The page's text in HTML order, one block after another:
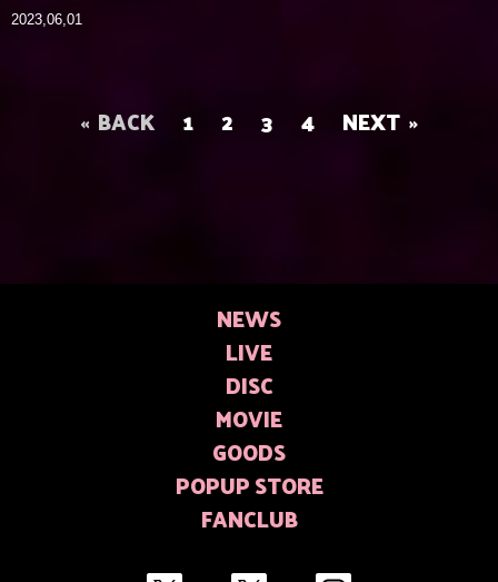
2023,06,01
BACK 1 2 3 4 NEXT
NEWS
LIVE
DISC
MOVIE
GOODS
POPUP STORE
FANCLUB